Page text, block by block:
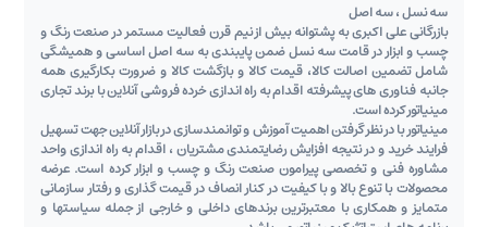
سه نسل ، سه اصل
بازرگانی علی اکبری به پشتوانه بیش از نیم قرن فعالیت مستمر در صنعت رنگ و
چسب و ابزار در قامت سه نسل ضمن پایبندی به سه اصل اساسی و همیشگی
شامل تضمین اصالت کالا، قیمت کالا و بازگشت کالا و ضرورت بکارگیری همه
جانبه فناوری های پیشرفته اقدام به راه اندازی خرده فروشی آنلاین با برند تجاری
مینیاتور کرده است.
مینیاتور با در نظر گرفتن اهمیت آموزش و توانمندسازی در بازار آنلاین جهت تسهیل
فرایند خرید و در نتیجه افزایش رضایتمندی مشتریان ، اقدام به راه اندازی واحد
مشاوره فنی و تخصصی پیرامون صنعت رنگ و چسب و ابزار کرده است. عرضه
محصولات با تنوع بالا و با کیفیت در کنار انصاف در قیمت گذاری و رفتار سازمانی
متمایز و همکاری با معتبرترین برندهای داخلی و خارجی از جمله سیاستها و